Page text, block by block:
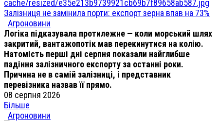
Залізниця не замінила порти: експорт зерна впав на 73%
Агроновини
Логіка підказувала протилежне — коли морський шлях
закритий, вантажопотік мав перекинутися на колію.
Натомість перші дні серпня показали найглибше
падіння залізничного експорту за останні роки.
Причина не в самій залізниці, і представник
перевізника назвав її прямо.
08 серпня 2026
Більше
Агроновини